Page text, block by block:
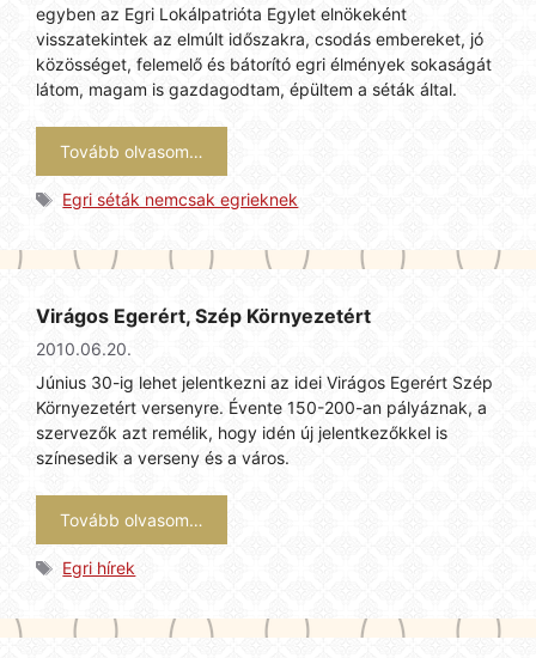
egyben az Egri Lokálpatrióta Egylet elnökeként
visszatekintek az elmúlt időszakra, csodás embereket, jó
közösséget, felemelő és bátorító egri élmények sokaságát
látom, magam is gazdagodtam, épültem a séták által.
Tovább olvasom…
Címkék
Egri séták nemcsak egrieknek
Virágos Egerért, Szép Környezetért
2010.06.20.
Június 30-ig lehet jelentkezni az idei Virágos Egerért Szép
Környezetért versenyre. Évente 150-200-an pályáznak, a
szervezők azt remélik, hogy idén új jelentkezőkkel is
színesedik a verseny és a város.
Tovább olvasom…
Címkék
Egri hírek